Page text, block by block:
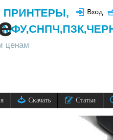
ценам
Вход
ПРИНТЕРЫ,
МФУ,СНПЧ,ПЗК,
Скачать Статьи